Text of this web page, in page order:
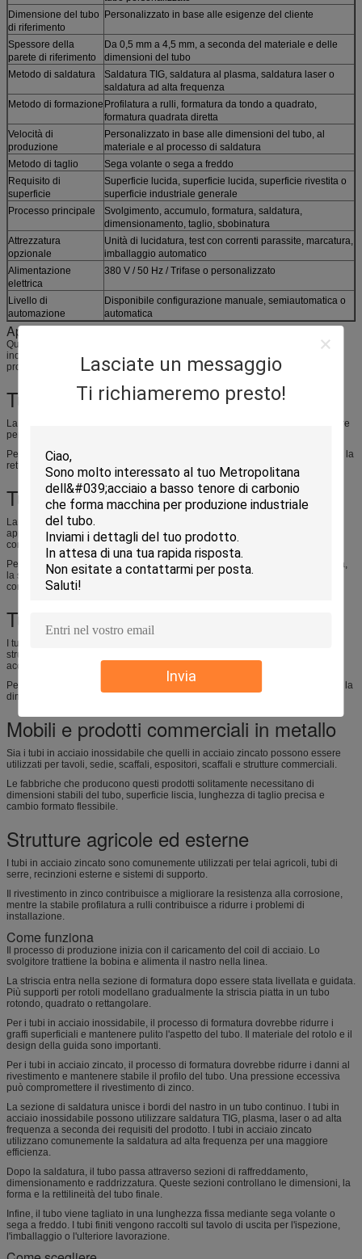
Lasciate un messaggio
Ti richiameremo presto!
Invia
Dimensione del tubo
di riferimento
Personalizzato in base alle esigenze del cliente
Spessore della
parete di riferimento
Da 0,5 mm a 4,5 mm, a seconda del materiale e delle
dimensioni del tubo
Metodo di saldatura
Saldatura TIG, saldatura al plasma, saldatura laser o
saldatura ad alta frequenza
Metodo di formazione Profilatura a rulli, formatura da tondo a quadrato,
formatura quadrata diretta
Velocità di
produzione
Personalizzato in base alle dimensioni del tubo, al
materiale e al processo di saldatura
Metodo di taglio
Sega volante o sega a freddo
Requisito di
superficie
Superficie lucida, superficie lucida, superficie rivestita o
superficie industriale generale
Processo principale
Svolgimento, accumulo, formatura, saldatura,
dimensionamento, taglio, sbobinatura
Attrezzatura
opzionale
Unità di lucidatura, test con correnti parassite, marcatura,
imballaggio automatico
Alimentazione
elettrica
380 V / 50 Hz / Trifase o personalizzato
Livello di
automazione
Disponibile configurazione manuale, semiautomatica o
automatica
Applicazione
Questa macchina è adatta ai produttori che producono tubi in acciaio
inossidabile, tubi in acciaio zincato, tubi saldati in acciaio al carbonio e tubi
profilati a rullo per diversi settori.
Tubi decorativi in ​​acciaio inossidabile
La macchina può produrre tubi in acciaio inossidabile per corrimano, ringhiere
per scale, telai di porte, mobili, espositori e decorazioni commerciali.
Per questi prodotti, la finitura superficiale, l'aspetto del cordone di saldatura e la
rettilineità del tubo sono molto importanti.
Tubi industriali in acciaio inossidabile
La linea può essere configurata per tubi in acciaio inossidabile utilizzati in
apparecchiature industriali, telai di macchinari, strutture di supporto e
componenti resistenti alla corrosione.
Per queste applicazioni, la qualità del materiale, la precisione della formatura,
la stabilità del cordone di saldatura e i requisiti di ispezione devono essere
confermati prima della selezione della macchina.
Tubi da costruzione in acciaio zincato
I tubi in acciaio zincato sono ampiamente utilizzati in impalcature, recinzioni,
strutture di serre, guardrail, sistemi di montaggio solare e strutture leggere in
acciaio.
Per queste applicazioni, la macchina deve controllare i danni al rivestimento, la
dimensione del tubo, la qualità del taglio e l'efficienza produttiva.
Mobili e prodotti commerciali in metallo
Sia i tubi in acciaio inossidabile che quelli in acciaio zincato possono essere
utilizzati per tavoli, sedie, scaffali, espositori, scaffali e strutture commerciali.
Le fabbriche che producono questi prodotti solitamente necessitano di
dimensioni stabili del tubo, superficie liscia, lunghezza di taglio precisa e
cambio formato flessibile.
Strutture agricole ed esterne
I tubi in acciaio zincato sono comunemente utilizzati per telai agricoli, tubi di
serre, recinzioni esterne e sistemi di supporto.
Il rivestimento in zinco contribuisce a migliorare la resistenza alla corrosione,
mentre la stabile profilatura a rulli contribuisce a ridurre i problemi di
installazione.
Come funziona
Il processo di produzione inizia con il caricamento del coil di acciaio. Lo
svolgitore trattiene la bobina e alimenta il nastro nella linea.
La striscia entra nella sezione di formatura dopo essere stata livellata e guidata.
Più supporti per rotoli modellano gradualmente la striscia piatta in un tubo
rotondo, quadrato o rettangolare.
Per i tubi in acciaio inossidabile, il processo di formatura dovrebbe ridurre i
graffi superficiali e mantenere pulito l'aspetto del tubo. Il materiale del rotolo e il
design della guida sono importanti.
Per i tubi in acciaio zincato, il processo di formatura dovrebbe ridurre i danni al
rivestimento e mantenere stabile il profilo del tubo. Una pressione eccessiva
può compromettere il rivestimento di zinco.
La sezione di saldatura unisce i bordi del nastro in un tubo continuo. I tubi in
acciaio inossidabile possono utilizzare saldatura TIG, plasma, laser o ad alta
frequenza a seconda dei requisiti del prodotto. I tubi in acciaio zincato
utilizzano comunemente la saldatura ad alta frequenza per una maggiore
efficienza.
Dopo la saldatura, il tubo passa attraverso sezioni di raffreddamento,
dimensionamento e raddrizzatura. Queste sezioni controllano le dimensioni, la
forma e la rettilineità del tubo finale.
Infine, il tubo viene tagliato in una lunghezza fissa mediante sega volante o
sega a freddo. I tubi finiti vengono raccolti sul tavolo di uscita per l'ispezione,
l'imballaggio o l'ulteriore lavorazione.